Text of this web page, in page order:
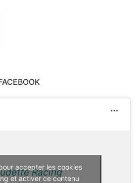
Racing
accepter les cookies
et activer ce contenu